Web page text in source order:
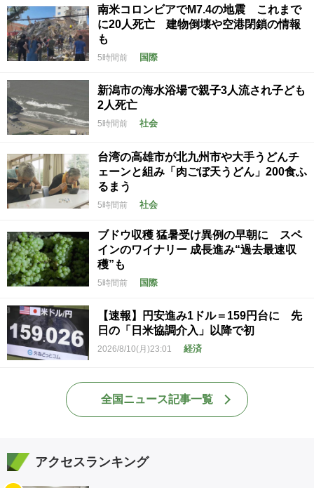
南米コロンビアでM7.4の地震 これまで
に20人死亡 建物倒壊や空港閉鎖の情報
も
5時間前 国際
新潟市の海水浴場で親子3人流され子ども
2人死亡
5時間前 社会
台湾の高雄市が北九州市や大手うどんチ
ェーンと組み「肉ごぼ天うどん」200食ふ
るまう
5時間前 社会
ブドウ収穫 猛暑受け異例の早朝に スペ
インのワイナリー 成長進み“過去最速収
穫”も
5時間前 国際
【速報】円安進み1ドル＝159円台に 先
日の「日米協調介入」以降で初
2026/8/10(月)23:01 経済
全国ニュース記事一覧
アクセスランキング